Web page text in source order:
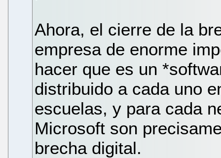
Ahora, el cierre de la
empresa de enorme
hacer que es un
distribuido a cada uno
escuelas, y para cada
Microsoft son
brecha digital.